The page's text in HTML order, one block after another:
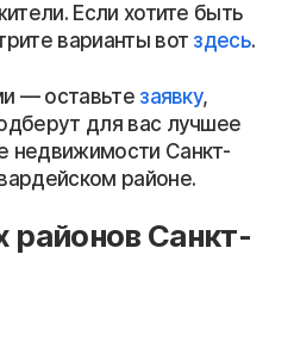
Если хотите быть
варианты вот здесь.
— оставьте заявку,
для вас лучшее
недвижимости Санкт-
районе.
районов Санкт-